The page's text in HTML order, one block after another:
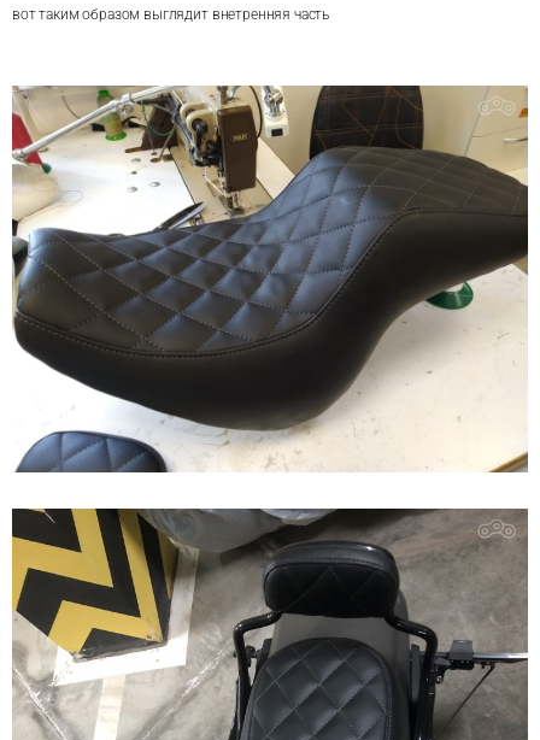
вот таким образом выглядит внетренняя часть